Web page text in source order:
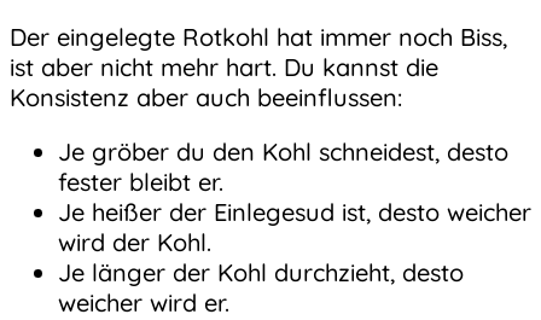
Der eingelegte Rotkohl hat immer noch Biss,
ist aber nicht mehr hart. Du kannst die
Konsistenz aber auch beeinflussen:
Je gröber du den Kohl schneidest, desto
fester bleibt er.
Je heißer der Einlegesud ist, desto weicher
wird der Kohl.
Je länger der Kohl durchzieht, desto
weicher wird er.